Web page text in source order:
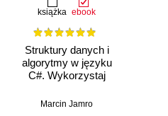
książka ebook
Struktury danych i
algorytmy w języku
C#. Wykorzystaj
projektowania
Marcin Jamro